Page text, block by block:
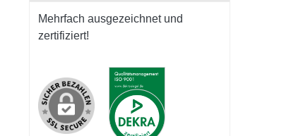
Mehrfach ausgezeichnet und
zertifiziert!